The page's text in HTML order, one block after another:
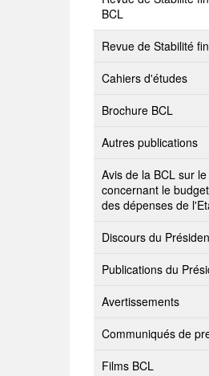
BCL
Revue de Stabilité
Cahiers d'études
Brochure BCL
Autres publications
Avis de la BCL sur
concernant le
des dépenses de
Discours du
Publications du
Avertissements
Communiqués de
Films BCL